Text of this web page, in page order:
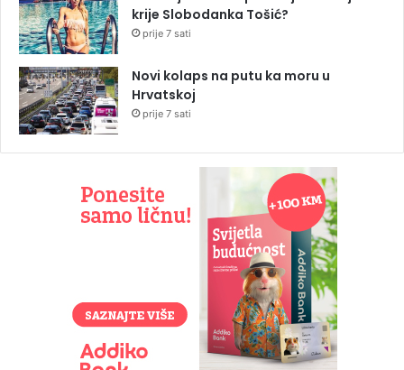
krije Slobodanka Tošić?
prije 7 sati
Novi kolaps na putu ka moru u
Hrvatskoj
prije 7 sati